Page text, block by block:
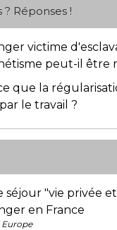
? Réponses !
victime
peut-il être
que la
le travail ?
séjour "vie privée
en France